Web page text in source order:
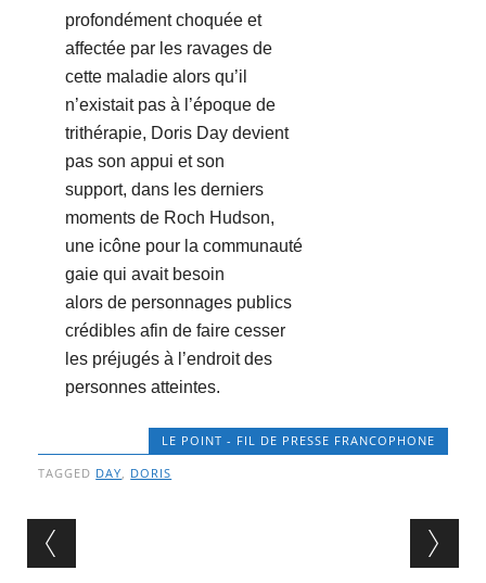
profondément choquée et
affectée par les ravages de
cette maladie alors qu’il
n’existait pas à l’époque de
trithérapie, Doris Day devient
pas son appui et son
support, dans les derniers
moments de Roch Hudson,
une icône pour la communauté
gaie qui avait besoin
alors de personnages publics
crédibles afin de faire cesser
les préjugés à l’endroit des
personnes atteintes.
LE POINT - FIL DE PRESSE FRANCOPHONE
TAGGED DAY, DORIS
Post navigation